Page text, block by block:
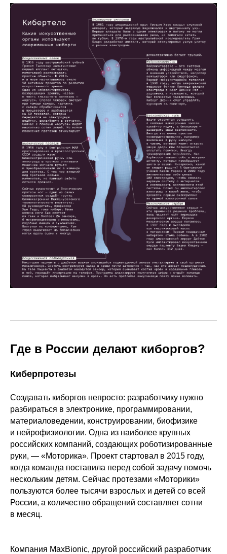
Где в России делают киборгов?
Киберпротезы
Создавать киборгов непросто: разработчику нужно
разбираться в электронике, программировании,
материаловедении, конструировании, биофизике
и нейрофизиологии. Одна из наиболее крупных
российских компаний, создающих роботизированные
руки, — «Моторика». Проект стартовал в 2015 году,
когда команда поставила перед собой задачу помочь
нескольким детям. Сейчас протезами «Моторики»
пользуются более тысячи взрослых и детей со всей
России, а количество обращений составляет сотни
в месяц.
Компания MaxBionic, другой российский разработчик